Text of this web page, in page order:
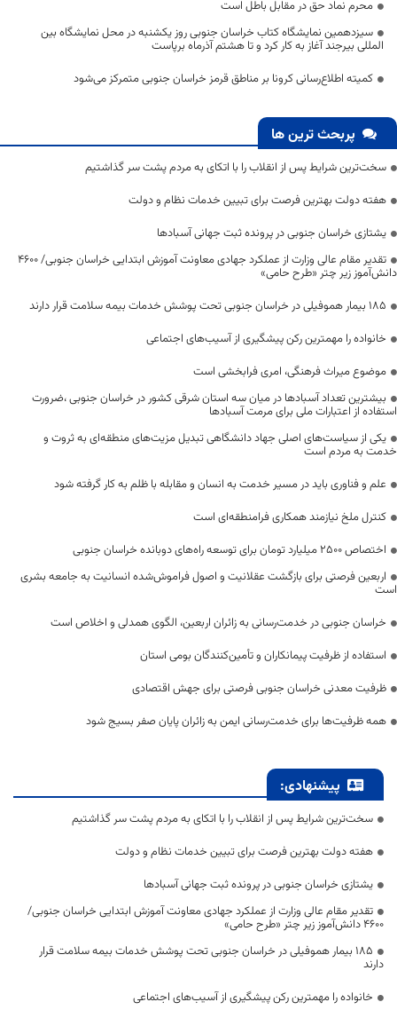
محرم نماد حق در مقابل باطل است
سیزدهمین نمایشگاه کتاب خراسان جنوبی روز یکشنبه در محل نمایشگاه بین‌
المللی بیرجند آغاز به کار کرد و تا هشتم آذرماه برپاست
کمیته اطلاع‌رسانی کرونا بر مناطق قرمز خراسان جنوبی متمرکز می‌شود
پربحث ترین ها
سخت‌ترین شرایط پس از انقلاب را با اتکای به مردم پشت سر گذاشتیم
هفته دولت بهترین فرصت برای تبیین خدمات نظام و دولت
یشتازی خراسان جنوبی در پرونده ثبت جهانی آسبادها
تقدیر مقام عالی وزارت از عملکرد جهادی معاونت آموزش ابتدایی خراسان جنوبی/ ۴۶۰۰
دانش‌آموز زیر چتر «طرح حامی»
۱۸۵ بیمار هموفیلی در خراسان جنوبی تحت پوشش خدمات بیمه سلامت قرار دارند
خانواده را مهمترین رکن پیشگیری از آسیب‌های اجتماعی
موضوع میراث فرهنگی، امری فرابخشی است
بیشترین تعداد آسبادها در میان سه استان شرقی کشور در خراسان جنوبی ،ضرورت
استفاده از اعتبارات ملی برای مرمت آسبادها
یکی از سیاست‌های اصلی جهاد دانشگاهی تبدیل مزیت‌های منطقه‌ای به ثروت و
خدمت به مردم است
علم و فناوری باید در مسیر خدمت به انسان و مقابله با ظلم به کار گرفته شود
کنترل ملخ نیازمند همکاری فرامنطقه‌ای است
اختصاص 2500 میلیارد تومان برای توسعه راه‌های دوبانده خراسان جنوبی
اربعین فرصتی برای بازگشت عقلانیت و اصول فراموش‌شده انسانیت به جامعه بشری
است
خراسان جنوبی در خدمت‌رسانی به زائران اربعین، الگوی همدلی و اخلاص است
استفاده از ظرفیت پیمانکاران و تأمین‌کنندگان بومی استان
ظرفیت معدنی خراسان جنوبی فرصتی برای جهش اقتصادی
همه ظرفیت‌ها برای خدمت‌رسانی ایمن به زائران پایان صفر بسیج شود
پیشنهادی:
سخت‌ترین شرایط پس از انقلاب را با اتکای به مردم پشت سر گذاشتیم
هفته دولت بهترین فرصت برای تبیین خدمات نظام و دولت
یشتازی خراسان جنوبی در پرونده ثبت جهانی آسبادها
تقدیر مقام عالی وزارت از عملکرد جهادی معاونت آموزش ابتدایی خراسان جنوبی/
۴۶۰۰ دانش‌آموز زیر چتر «طرح حامی»
۱۸۵ بیمار هموفیلی در خراسان جنوبی تحت پوشش خدمات بیمه سلامت قرار
دارند
خانواده را مهمترین رکن پیشگیری از آسیب‌های اجتماعی